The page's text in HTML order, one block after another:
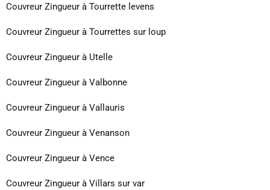
Couvreur Zingueur à Tourrette levens
Couvreur Zingueur à Tourrettes sur loup
Couvreur Zingueur à Utelle
Couvreur Zingueur à Valbonne
Couvreur Zingueur à Vallauris
Couvreur Zingueur à Venanson
Couvreur Zingueur à Vence
Couvreur Zingueur à Villars sur var